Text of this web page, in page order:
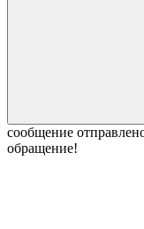
сообщение
обращение!